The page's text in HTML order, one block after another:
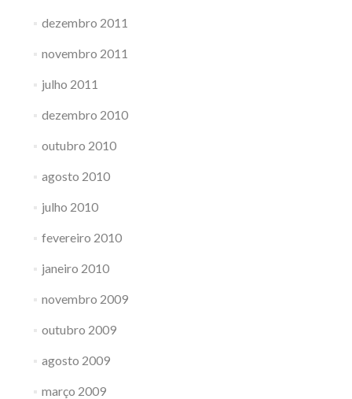
dezembro 2011
novembro 2011
julho 2011
dezembro 2010
outubro 2010
agosto 2010
julho 2010
fevereiro 2010
janeiro 2010
novembro 2009
outubro 2009
agosto 2009
março 2009